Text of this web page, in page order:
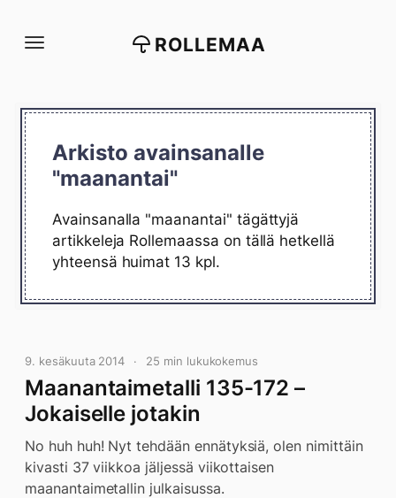
suoraan
ROLLEMAA
Arkisto avainsanalle
"maanantai"
Avainsanalla "maanantai" tägättyjä
artikkeleja Rollemaassa on tällä hetkellä
yhteensä huimat 13 kpl.
9. kesäkuuta 2014 25 min lukukokemus
Maanantaimetalli 135-172 –
Jokaiselle jotakin
No huh huh! Nyt tehdään ennätyksiä, olen nimittäin
kivasti 37 viikkoa jäljessä viikottaisen
maanantaimetallin julkaisussa.